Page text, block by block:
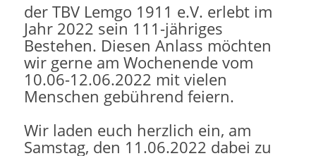
der TBV Lemgo 1911 e.V. erlebt im
Jahr 2022 sein 111-jähriges
Bestehen. Diesen Anlass möchten
wir gerne am Wochenende vom
10.06-12.06.2022 mit vielen
Menschen gebührend feiern.
Wir laden euch herzlich ein, am
Samstag, den 11.06.2022 dabei zu